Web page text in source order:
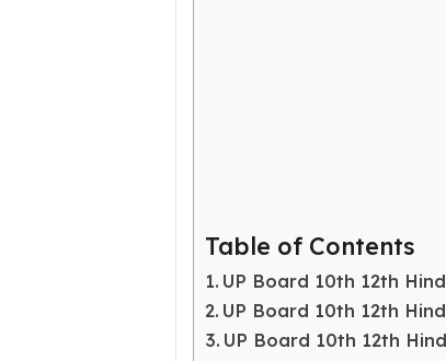
Table of Contents
UP Board 10th 12th
UP Board 10th 12th
UP Board 10th 12th